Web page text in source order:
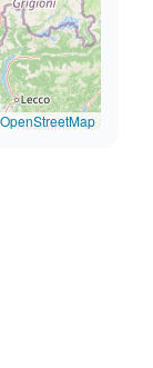
OpenStreetMap